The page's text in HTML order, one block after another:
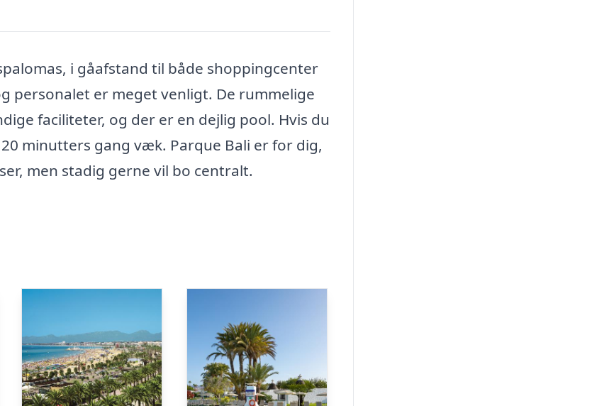
i gåafstand til både shoppingcenter
personalet er meget venligt. De rummelige
faciliteter, og der er en dejlig pool. Hvis du
minutters gang væk. Parque Bali er for dig,
men stadig gerne vil bo centralt.